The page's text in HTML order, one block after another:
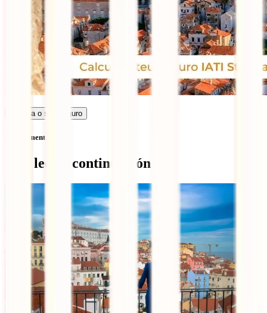
Calcula o seu seguro
Sem comentários
Qué leer a continuación